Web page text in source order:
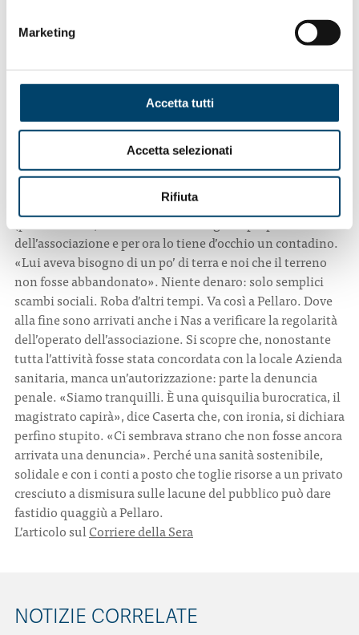
Marketing
Accetta tutti
Accetta selezionati
Rifiuta
centro di ricerca, una banca per i campioni biologici, sale
studio, auditorium e qualche stanza per ospitare
ricercatori, comitive professionali di studio, associazioni
di pazienti.
L’ironia del presidente di ACE, Lino Caserta
Costerà circa un milione di euro. Dove reperire i soldi?
«Vedremo, per ora ci interessa che venga riconosciuta
l’utilità sociale di questa struttura. E poi, se non
dovessimo trovare finanziatori, a piccoli passi, come fatto
finora, la realizzeremo», dice il presidente di ACE Carmelo
(per tutti Lino) Caserta. Il terreno è già di proprietà
dell’associazione e per ora lo tiene d’occhio un contadino.
«Lui aveva bisogno di un po’ di terra e noi che il terreno
non fosse abbandonato». Niente denaro: solo semplici
scambi sociali. Roba d’altri tempi. Va così a Pellaro. Dove
alla fine sono arrivati anche i Nas a verificare la regolarità
dell’operato dell’associazione. Si scopre che, nonostante
tutta l’attività fosse stata concordata con la locale Azienda
sanitaria, manca un’autorizzazione: parte la denuncia
penale. «Siamo tranquilli. È una quisquilia burocratica, il
magistrato capirà», dice Caserta che, con ironia, si dichiara
perfino stupito. «Ci sembrava strano che non fosse ancora
arrivata una denuncia». Perché una sanità sostenibile,
solidale e con i conti a posto che toglie risorse a un privato
cresciuto a dismisura sulle lacune del pubblico può dare
fastidio quaggiù a Pellaro.
L’articolo sulCorriere della Sera
NOTIZIE CORRELATE